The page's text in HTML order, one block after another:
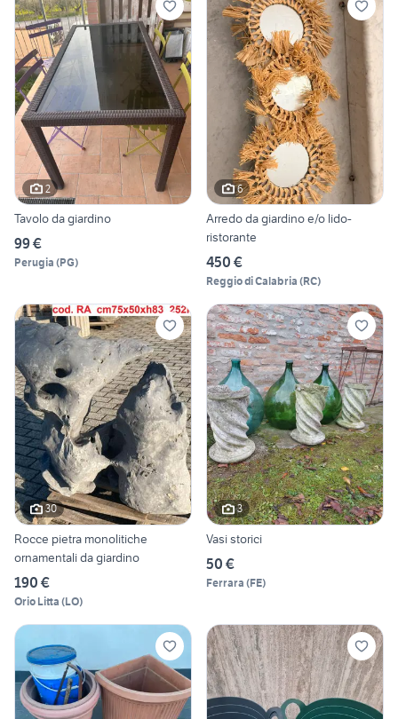
2
Tavolo da giardino
99 €
Perugia (PG)
6
Arredo da giardino e/o lido-
ristorante
450 €
Reggio di Calabria (RC)
30
Rocce pietra monolitiche
ornamentali da giardino
190 €
Orio Litta (LO)
3
Vasi storici
50 €
Ferrara (FE)